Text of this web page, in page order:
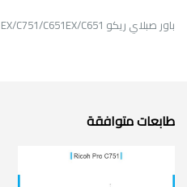
باور صبلاي ريكو Pro C751EX/C751/C651EX/C651 استعمال الخارج
طابعات متوافقة